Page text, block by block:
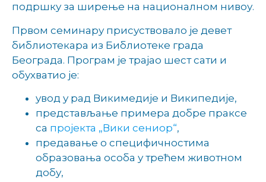
подршку за ширење на националном нивоу.
Првом семинару присуствовало је девет
библиотекара из Библиотеке града
Београда. Програм је трајао шест сати и
обухватио је:
увод у рад Викимедије и Википедије,
представљање примера добре праксе
са пројекта „Вики сениор“,
предавање о специфичностима
образовања особа у трећем животном
добу,